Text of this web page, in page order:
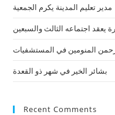
مدير تعليم المدينة يكرم الجمعية
يعقد اجتماعه الثالث والسبعين
المنومين في المستشفيات
بشائر الخير في شهر ذو القعدة
Recent Comments